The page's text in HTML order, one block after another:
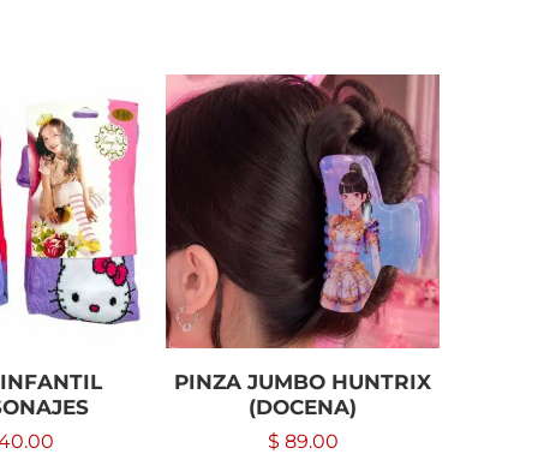
PINZA JUMBO HUNTRIX
(DOCENA)
$ 89.00